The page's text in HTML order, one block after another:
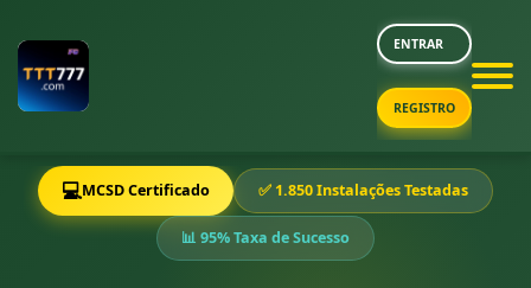
ENTRAR
REGISTRO
💻MCSD Certificado ✅ 1.850 Instalações Testadas
📊 95% Taxa de Sucesso